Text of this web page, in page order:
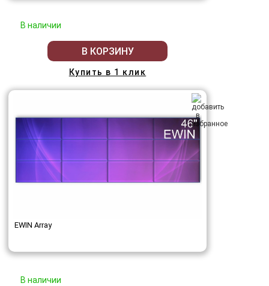
В наличии
В КОРЗИНУ
Купить в 1 клик
EWIN Array
В наличии